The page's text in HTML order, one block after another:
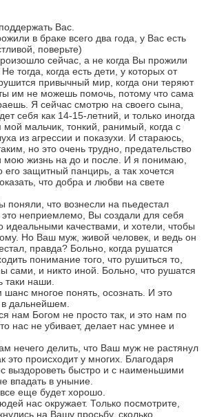
Вас.
в браке всего два года, у Вас есть
поверьте)
сейчас, а не когда Вы прожили
тогда, когда есть дети, у которых от
привычный мир, когда они теряют
им не можешь помочь, потому что сама
Я сейчас смотрю на своего сына,
себя как 14-15-летний, и только иногда
мальчик, тонкий, ранимый, когда с
из агрессии и показухи. И стараюсь,
но это очень трудно, предательство
мою жизнь на до и после. И я понимаю,
его защитный панцирь, а так хочется
что добра и любви на свете
поняли, что вознесли на пьедестал
это неприемлемо, Вы создали для себя
идеальными качествами, и хотели, чтобы
Но Ваш муж, живой человек, и ведь он
правда? Больно, когда рушатся
понимание того, что рушиться то,
сами, и никто иной. Больно, что рушатся
таки наши.
многое понять, осознать. И это
дальнейшем.
нам Богом не просто так, и это нам по
нас не убивает, делает нас умнее и
нечего делить, что Ваш муж не растянул
это происходит у многих. Благодаря
выздороветь быстро и с наименьшими
впадать в уныние.
еще будет хорошо.
нас окружает. Только посмотрите,
на Вашу просьбу, сколько